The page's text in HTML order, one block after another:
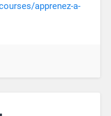
apprenez-a-